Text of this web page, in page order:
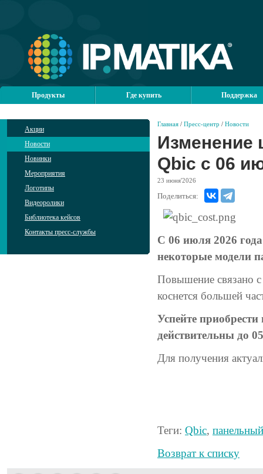
Продукты Где купить Поддержка
Акции
Новости
Новинки
Мероприятия
Логотипы
Видеоролики
Библиотека кейсов
Контакты пресс-службы
Главная / Пресс-центр / Новости
Изменение
Qbic с 06
23 июня'2026
Поделиться:
С 06 июля 2026
некоторые модели
Повышение связано
коснется большей
Успейте
действительны до
Для получения
Теги: Qbic,
Возврат к списку